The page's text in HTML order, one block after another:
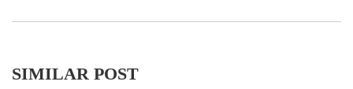
SIMILAR POST